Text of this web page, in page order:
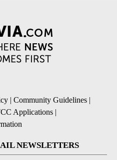
| Community Guidelines |
Applications |
NEWSLETTERS